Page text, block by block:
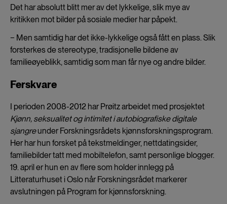
Det har absolutt blitt mer av det lykkelige, slik mye av
kritikken mot bilder på sosiale medier har påpekt.
− Men samtidig har det ikke-lykkelige også fått en plass. Slik
forsterkes de stereotype, tradisjonelle bildene av
familieøyeblikk, samtidig som man får nye og andre bilder.
Ferskvare
I perioden 2008-2012 har Prøitz arbeidet med prosjektet
Kjønn, seksualitet og intimitet i autobiografiske digitale
sjangreunder Forskningsrådets kjønnsforskningsprogram.
Her har hun forsket på tekstmeldinger, nettdatingsider,
familiebilder tatt med mobiltelefon, samt personlige blogger.
19. april er hun en av flere som holder innlegg på
Litteraturhuset i Oslo når Forskningsrådet markerer
avslutningen på Program for kjønnsforskning.